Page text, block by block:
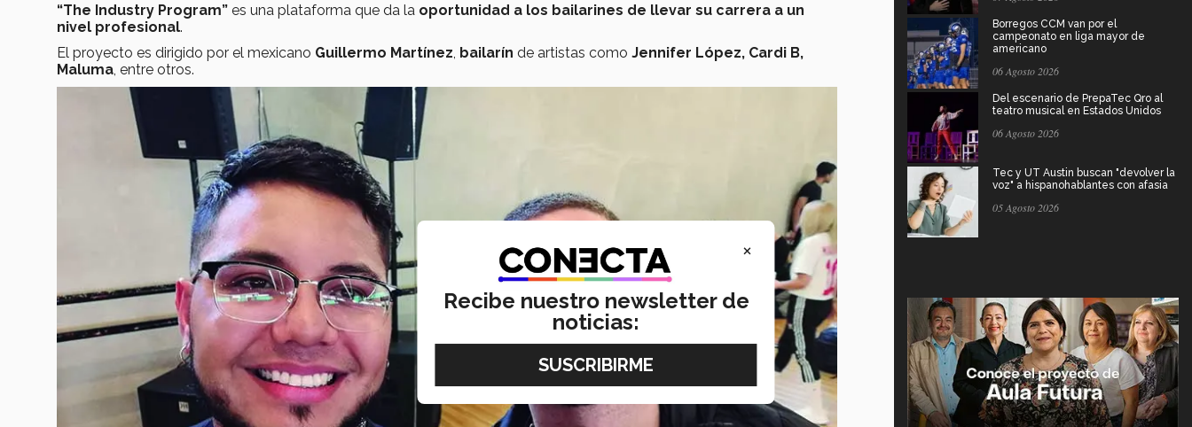
“The Industry Program” es una plataforma que da la oportunidad a los bailarines de llevar su carrera a un
nivel profesional.
El proyecto es dirigido por el mexicano Guillermo Martínez bailarín de artistas como Jennifer López, Cardi B,
Maluma , entre otros.
Borregos CCM van por el
campeonato en liga mayor de
americano
06 Agosto 2026
Del escenario de PrepaTec Qro al
teatro musical en Estados Unidos
06 Agosto 2026
Tec y UT Austin buscan "devolver la
voz" a hispanohablantes con afasia
05 Agosto 2026
×
Recibe nuestro newsletter de
noticias: